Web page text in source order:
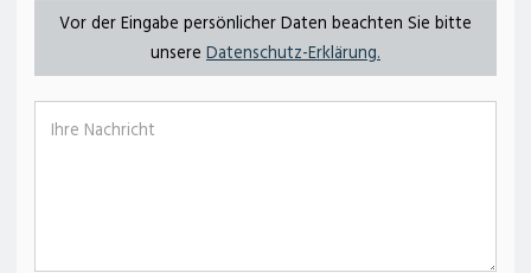
Vor der Eingabe persönlicher Daten beachten Sie bitte
unsere Datenschutz-Erklärung.
Ihre Nachricht